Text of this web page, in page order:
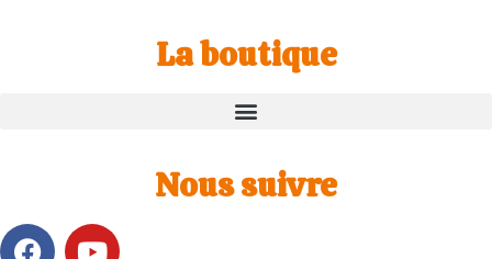
La boutique
Nous suivre